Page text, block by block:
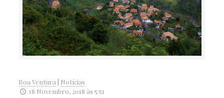
Boa Ventura
Notícias
18 Novembro, 2018 às 5:51